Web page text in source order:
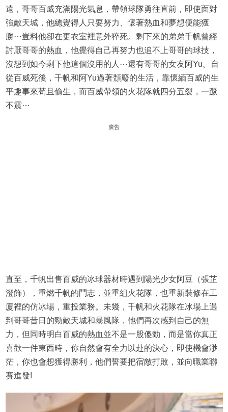
遠，哥哥百威充滿陽光氣息，帶領球隊勇往直前，即使面對
強敵天城，他總覺得人只要努力、懷著熱血和夢想便能獲
勝⋯豈料他卻在更衣室裡意外猝死。剩下來的弟弟千帆曾經
討厭哥哥的熱血，他覺得自己再努力也追不上哥哥的球技，
沒想到如今剩下他這個沒用的人⋯還有哥哥的女友阿Yu。自
從百威死後，千帆和阿Yu過著頹廢的生活，靠懷緬百威的生
平趣事來苟且偷生，而百威帶領的火花隊就四分五裂，一蹶
不震⋯
廣告
直至，千帆出售百威的冰球器材時遇到陽光少女阿豆（張芷
澄飾），重燃千帆的鬥志，並重組火花隊，也重新裝修在工
廈裡的仿冰場，重投業務。未幾，千帆和火花隊在冰場上遇
到哥哥昔日的勁敵天城和暴風隊，他們再次感到自己的無
力，但同時明白百威的熱血並不是一股傻勁，而是當你真正
喜歡一件東⻄時，你自然會有全力以赴的決心，即使機會渺
茫，你也會想獲得勝利，他們誓要把宿敵打敗，並向職業聯
賽進發!